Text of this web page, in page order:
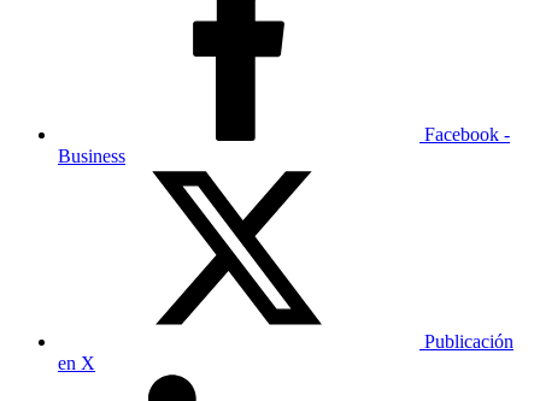
Facebook -
Business
Publicación
en X